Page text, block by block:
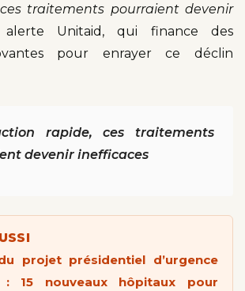
traitements pourraient devenir
alerte Unitaid, qui finance des
pour enrayer ce déclin
rapide, ces traitements
devenir inefficaces
projet présidentiel d’urgence
: 15 nouveaux hôpitaux pour